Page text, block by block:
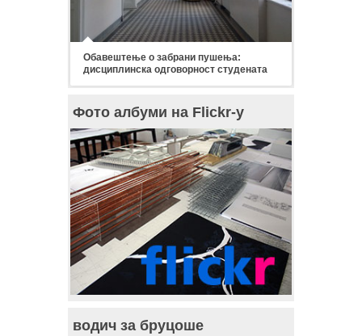
Обавештење о забрани пушења:
дисциплинска одговорност студената
Фото албуми на Flickr-у
водич за бруцоше